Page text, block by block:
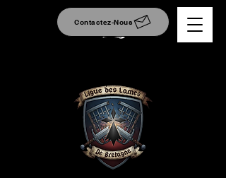
Contactez-Nous